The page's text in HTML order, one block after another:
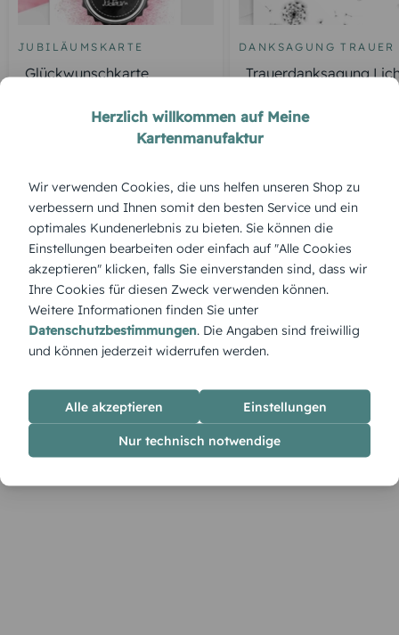
JUBILÄUMSKARTE
Glückwunschkarte
DANKSAGUNG TRAUER
Trauerdanksagung
ÜBERBLICK:
Produktbeschreibung
„Generationsverbindung“ bringt Wärme und Wertschätzung
auf den Punkt – ein Bild, das die Bande zwischen Vater, Kind
und Enkel festhält.
Herzlich willkommen auf Meine
Kartenmanufaktur
Wir verwenden Cookies, die uns helfen unseren Shop zu
verbessern und Ihnen somit den besten Service und ein
optimales Kundenerlebnis zu bieten. Sie können die
Einstellungen bearbeiten oder einfach auf "Alle Cookies
akzeptieren" klicken, falls Sie einverstanden sind, dass wir
Ihre Cookies für diesen Zweck verwenden können.
Weitere Informationen finden Sie unter
Datenschutzbestimmungen. Die Angaben sind freiwillig
und können jederzeit widerrufen werden.
Alle akzeptieren Einstellungen
Nur technisch notwendige